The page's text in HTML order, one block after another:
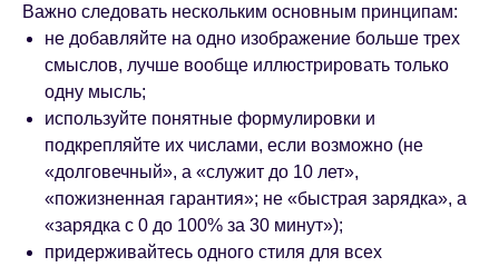
Важно следовать нескольким основным принципам:
не добавляйте на одно изображение больше трех
смыслов, лучше вообще иллюстрировать только
одну мысль;
используйте понятные формулировки и
подкрепляйте их числами, если возможно (не
«долговечный», а «служит до 10 лет»,
«пожизненная гарантия»; не «быстрая зарядка», а
«зарядка с 0 до 100% за 30 минут»);
придерживайтесь одного стиля для всех